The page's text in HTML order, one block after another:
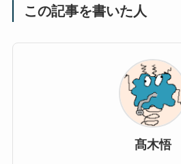
この記事を書いた人
髙木悟